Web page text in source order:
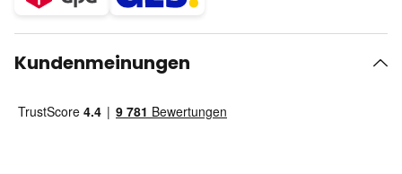
Kundenmeinungen